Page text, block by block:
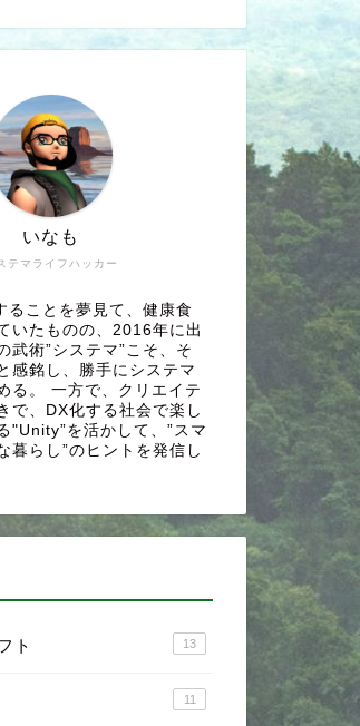
テマライフハッカー
いなも
ることを夢見て、健康食
いたものの、2016年に出
武術”システマ”こそ、そ
感銘し、勝手にシステマ
る。 一方で、クリエイテ
で、DX化する社会で楽し
"Unity”を活かして、”スマ
暮らし”のヒントを発信し
ト 13
11